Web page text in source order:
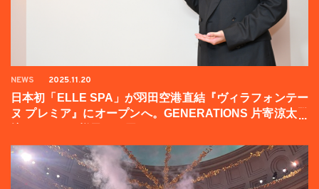
NEWS 2025.11.20
日本初「ELLE SPA」が羽田空港直結『ヴィラフォンテー
ヌ プレミア』にオープンへ。GENERATIONS 片寄涼太登